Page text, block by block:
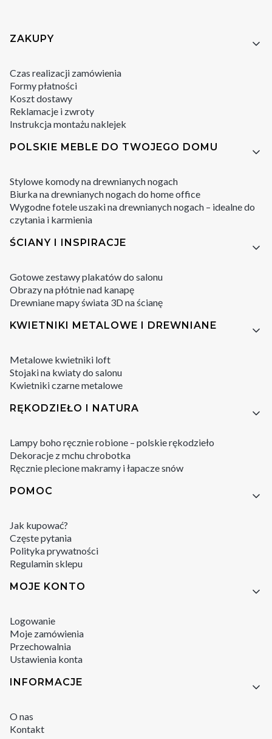
Linki w stopce
ZAKUPY
Czas realizacji zamówienia
Formy płatności
Koszt dostawy
Reklamacje i zwroty
Instrukcja montażu naklejek
POLSKIE MEBLE DO TWOJEGO DOMU
Stylowe komody na drewnianych nogach
Biurka na drewnianych nogach do home office
Wygodne fotele uszaki na drewnianych nogach – idealne do
czytania i karmienia
ŚCIANY I INSPIRACJE
Gotowe zestawy plakatów do salonu
Obrazy na płótnie nad kanapę
Drewniane mapy świata 3D na ścianę
KWIETNIKI METALOWE I DREWNIANE
Metalowe kwietniki loft
Stojaki na kwiaty do salonu
Kwietniki czarne metalowe
RĘKODZIEŁO I NATURA
Lampy boho ręcznie robione – polskie rękodzieło
Dekoracje z mchu chrobotka
Ręcznie plecione makramy i łapacze snów
POMOC
Jak kupować?
Częste pytania
Polityka prywatności
Regulamin sklepu
MOJE KONTO
Logowanie
Moje zamówienia
Przechowalnia
Ustawienia konta
INFORMACJE
O nas
Kontakt